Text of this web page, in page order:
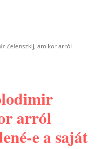
Zelenszkij, amikor arról
arról
e a saját